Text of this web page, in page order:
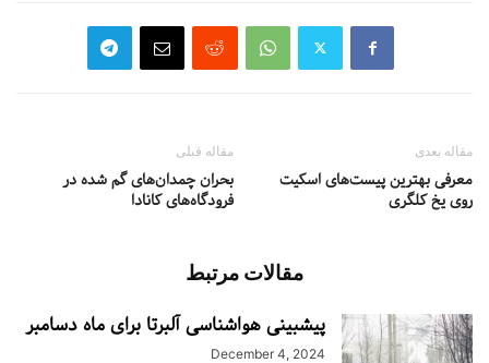
مقاله قبلی
بحران چمدان‌های گم شده در
فرودگاه‌های کانادا
مقاله بعدی
معرفی بهترین پیست‌های اسکیت
روی یخ کلگری
مقالات مرتبط
پیشبینی هواشناسی آلبرتا برای ماه دسامبر
December 4, 2024